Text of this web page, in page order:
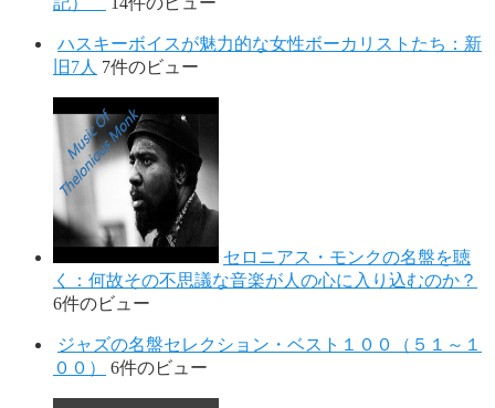
ハスキーボイスが魅力的な女性ボーカリストたち：新
旧7人 7件のビュー
セロニアス・モンクの名盤を聴
く：何故その不思議な音楽が人の心に入り込むのか？
6件のビュー
ジャズの名盤セレクション・ベスト１００（５１～１
００）
6件のビュー